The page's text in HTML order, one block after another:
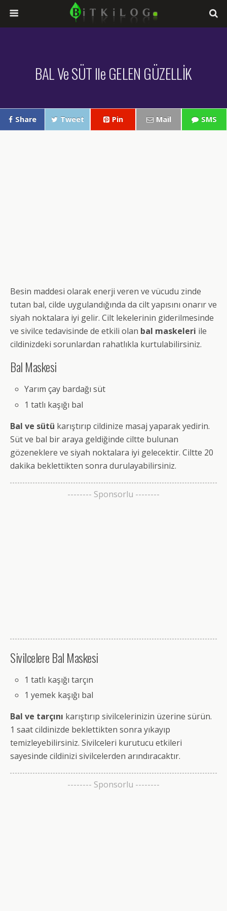
BAL Ve SÜT Ile GELEN GÜZELLİK
Share Tweet Pin Mail SMS
Besin maddesi olarak enerji veren ve vücudu zinde
tutan bal, cilde uygulandığında da cilt yapısını onarır ve
siyah noktalara iyi gelir. Cilt lekelerinin giderilmesinde
ve sivilce tedavisinde de etkili olan bal maskeleri ile
cildinizdeki sorunlardan rahatlıkla kurtulabilirsiniz.
Bal Maskesi
Yarım çay bardağı süt
1 tatlı kaşığı bal
Bal ve sütü karıştırıp cildinize masaj yaparak yedirin.
Süt ve bal bir araya geldiğinde ciltte bulunan
gözeneklere ve siyah noktalara iyi gelecektir. Ciltte 20
dakika beklettikten sonra durulayabilirsiniz.
-------- Sponsorlu --------
Sivilcelere Bal Maskesi
1 tatlı kaşığı tarçın
1 yemek kaşığı bal
Bal ve tarçını karıştırıp sivilcelerinizin üzerine sürün.
1 saat cildinizde beklettikten sonra yıkayıp
temizleyebilirsiniz. Sivilceleri kurutucu etkileri
sayesinde cildinizi sivilcelerden arındıracaktır.
-------- Sponsorlu --------